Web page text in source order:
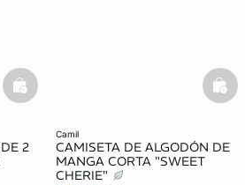
2
basketfull
camil
CAMISETA DE ALGODÓN DE
MANGA CORTA "SWEET
CHERIE"